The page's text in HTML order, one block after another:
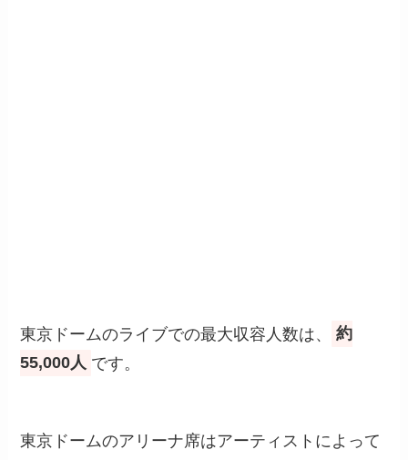
東京ドームのライブでの最大収容人数は、
約
55,000人 です。
東京ドームのアリーナ席はアーティストによって